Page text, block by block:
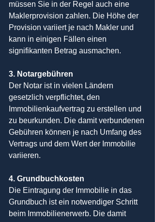
müssen Sie in der Regel auch eine
Maklerprovision zahlen. Die Höhe der
Provision variiert je nach Makler und
kann in einigen Fällen einen
signifikanten Betrag ausmachen.
3. Notargebühren
Der Notar ist in vielen Ländern
gesetzlich verpflichtet, den
Immobilienkaufvertrag zu erstellen und
zu beurkunden. Die damit verbundenen
Gebühren können je nach Umfang des
Vertrags und dem Wert der Immobilie
variieren.
4. Grundbuchkosten
Die Eintragung der Immobilie in das
Grundbuch ist ein notwendiger Schritt
beim Immobilienerwerb. Die damit